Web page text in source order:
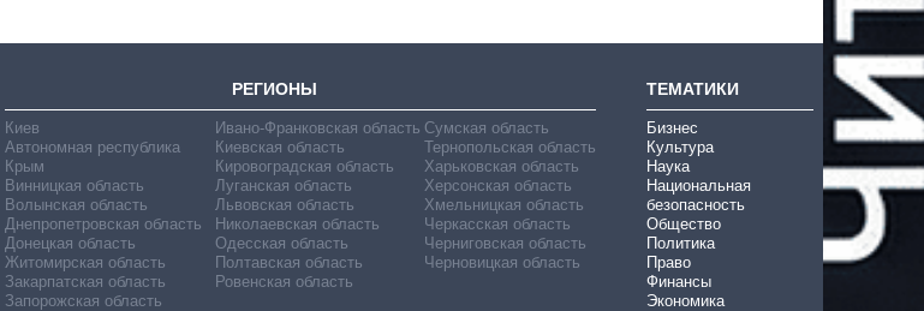
РЕГИОНЫ
Киев
Автономная республика
Крым
Винницкая область
Волынская область
Днепропетровская область
Донецкая область
Житомирская область
Закарпатская область
Запорожская область
Ивано-Франковская область
Киевская область
Кировоградская область
Луганская область
Львовская область
Николаевская область
Одесская область
Полтавская область
Ровенская область
Сумская область
Тернопольская область
Харьковская область
Херсонская область
Хмельницкая область
Черкасская область
Черниговская область
Черновицкая область
ТЕМАТИКИ
Бизнес
Культура
Наука
Национальная
безопасность
Общество
Политика
Право
Финансы
Экономика